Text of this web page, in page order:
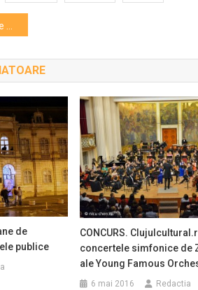
de
publice
CONCURS.
concertele simfonice de
ale Young Famous
6 mai 2016 Redactia